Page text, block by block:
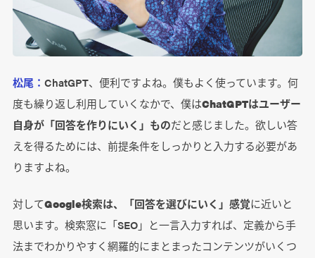
松尾： ChatGPT、便利ですよね。僕もよく使っています。何
度も繰り返し利用していくなかで、僕はChatGPTはユーザー
自身が「回答を作りにいく」ものだと感じました。欲しい答
えを得るためには、前提条件をしっかりと入力する必要があ
りますよね。
対してGoogle検索は、「回答を選びにいく」感覚に近いと
思います。検索窓に「SEO」と一言入力すれば、定義から手
法までわかりやすく網羅的にまとまったコンテンツがいくつ